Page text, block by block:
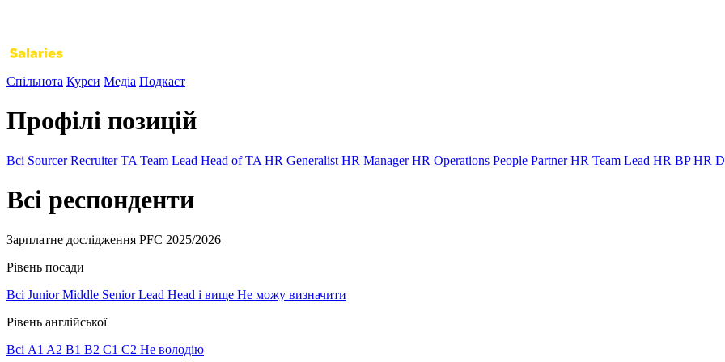
Спільнота Курси Медіа Подкаст
Профілі позицій
Всі Sourcer Recruiter TA Team Lead Head of TA HR Generalist HR Manager HR Operations People Partner HR Team Lead HR BP HR
Всі респонденти
Зарплатне дослідження PFC 2025/2026
Рівень посади
Всі JuniorMiddle SeniorLead Head і вище Не можу визначити
Рівень англійської
Всі A1 A2 B1 B2 C1 C2 Не володію